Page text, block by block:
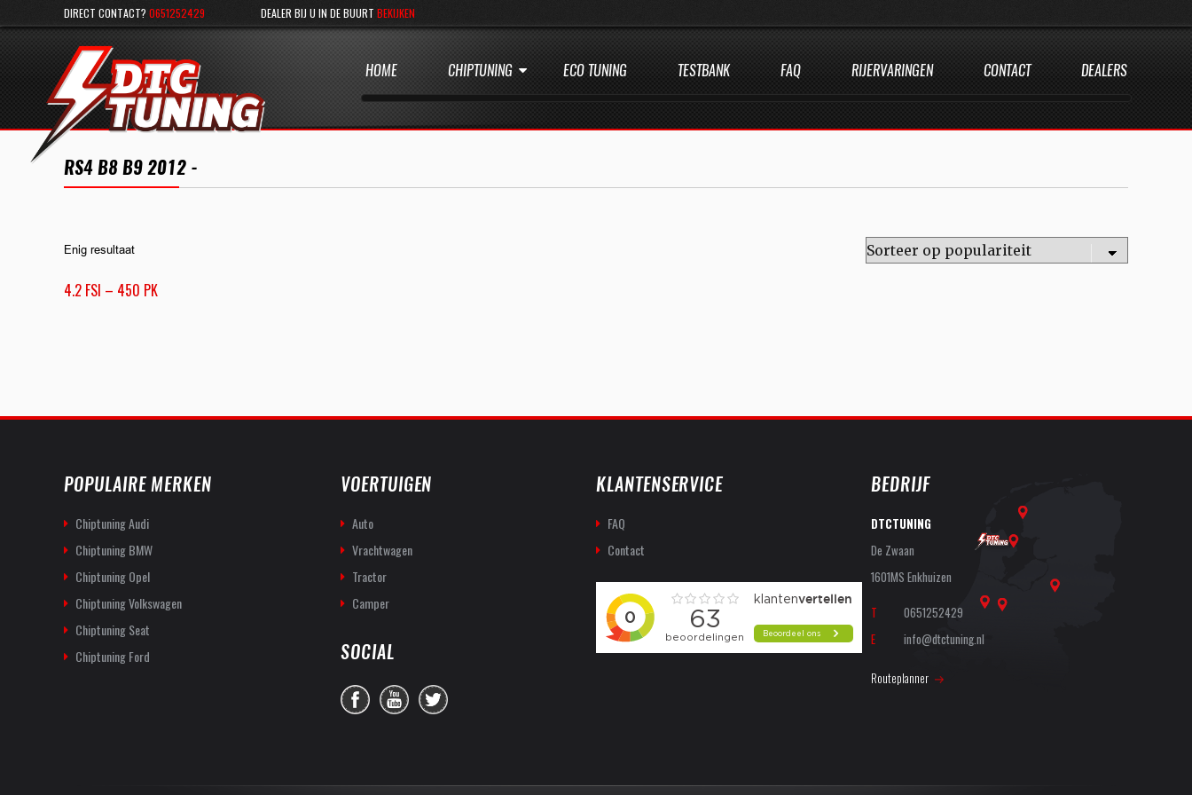
DIRECT CONTACT? 0651252429 DEALER BIJ U IN DE BUURT BEKIJKEN
HOME CHIPTUNING ECO TUNING TESTBANK FAQ RIJERVARINGEN CONTACT DEALERS
RS4 B8 B9 2012 -
Enig resultaat
4.2 FSI – 450 PK
POPULAIRE MERKEN
Chiptuning Audi
Chiptuning BMW
Chiptuning Opel
Chiptuning Volkswagen
Chiptuning Seat
Chiptuning Ford
VOERTUIGEN
Auto
Vrachtwagen
Tractor
Camper
SOCIAL
KLANTENSERVICE
FAQ
Contact
BEDRIJF
DTCTUNING
De Zwaan
1601MS Enkhuizen
T
0651252429
E
info@dtctuning.nl
Routeplanner